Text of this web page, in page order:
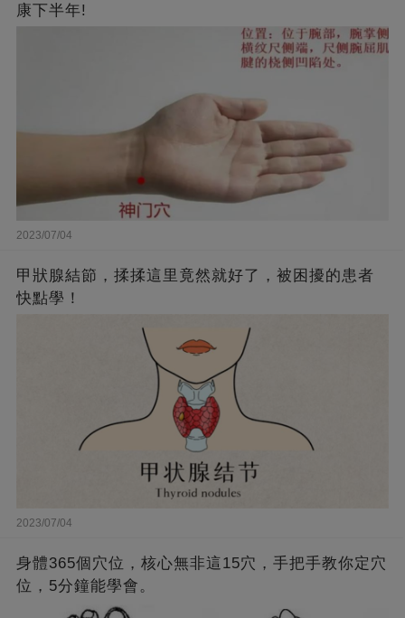
康下半年!
2023/07/04
甲狀腺結節，揉揉這里竟然就好了，被困擾的患者
快點學！
2023/07/04
身體365個穴位，核心無非這15穴，手把手教你定穴
位，5分鐘能學會。